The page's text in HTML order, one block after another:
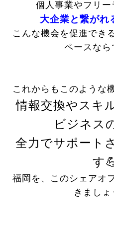
個人事業やフリー
大企業と繋がれ
こんな機会を促進でき
ペースなら
これからもこのような
情報交換やスキ
ビジネス
全力でサポート
す
福岡を、このシェアオ
きましょ